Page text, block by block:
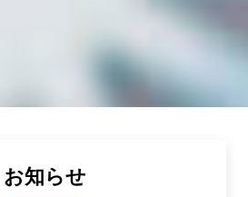
お知らせ